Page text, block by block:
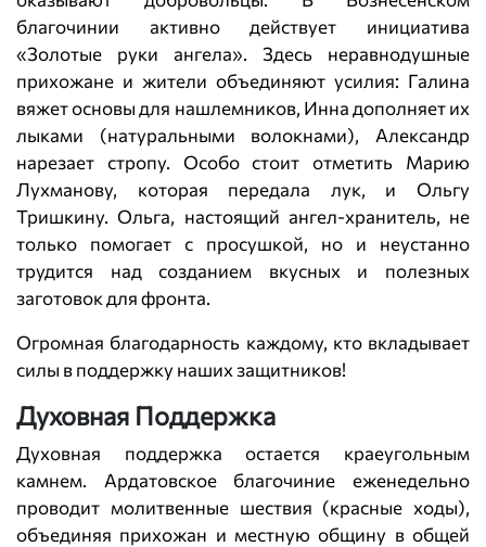
благочинии активно действует инициатива
«Золотые руки ангела». Здесь неравнодушные
прихожане и жители объединяют усилия: Галина
вяжет основы для нашлемников, Инна дополняет их
лыками (натуральными волокнами), Александр
нарезает стропу. Особо стоит отметить Марию
Лухманову, которая передала лук, и Ольгу
Тришкину. Ольга, настоящий ангел-хранитель, не
только помогает с просушкой, но и неустанно
трудится над созданием вкусных и полезных
заготовок для фронта.
Огромная благодарность каждому, кто вкладывает
силы в поддержку наших защитников!
Духовная Поддержка
Духовная поддержка остается краеугольным
камнем. Ардатовское благочиние еженедельно
проводит молитвенные шествия (красные ходы),
объединяя прихожан и местную общину в общей